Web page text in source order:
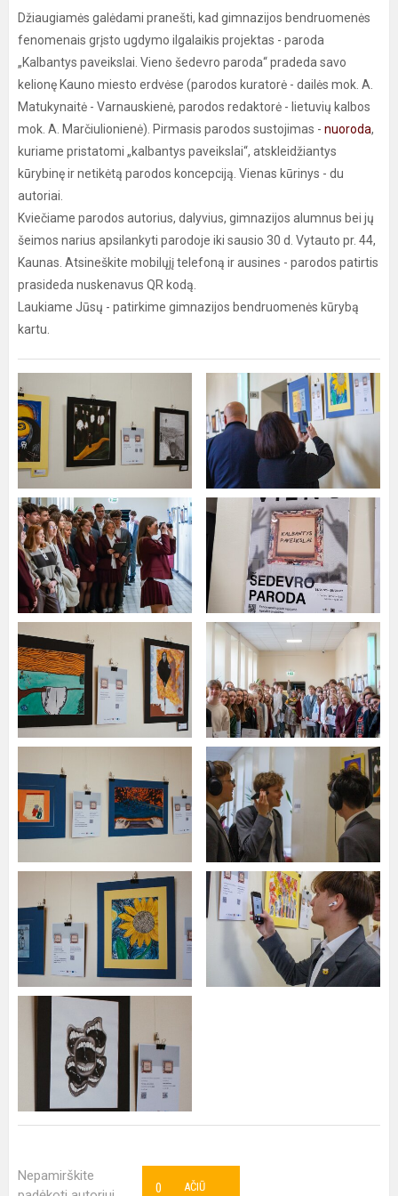
Džiaugiamės galėdami pranešti, kad gimnazijos bendruomenės
fenomenais grįsto ugdymo ilgalaikis projektas - paroda
„Kalbantys paveikslai. Vieno šedevro paroda“ pradeda savo
kelionę Kauno miesto erdvėse (parodos kuratorė - dailės mok. A.
Matukynaitė - Varnauskienė, parodos redaktorė - lietuvių kalbos
mok. A. Marčiulionienė). Pirmasis parodos sustojimas - nuoroda,
kuriame pristatomi „kalbantys paveikslai“, atskleidžiantys
kūrybinę ir netikėtą parodos koncepciją. Vienas kūrinys - du
autoriai.
Kviečiame parodos autorius, dalyvius, gimnazijos alumnus bei jų
šeimos narius apsilankyti parodoje iki sausio 30 d. Vytauto pr. 44,
Kaunas. Atsineškite mobilųjį telefoną ir ausines - parodos patirtis
prasideda nuskenavus QR kodą.
Laukiame Jūsų - patirkime gimnazijos bendruomenės kūrybą
kartu.
Nepamirškite
AČIŪ
0